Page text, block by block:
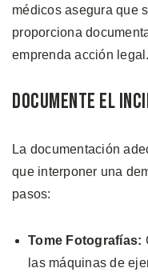
médicos asegura que
proporciona
emprenda acción legal.
Documente el
La documentación
que interponer una
pasos:
Tome Fotografías:
las máquinas de